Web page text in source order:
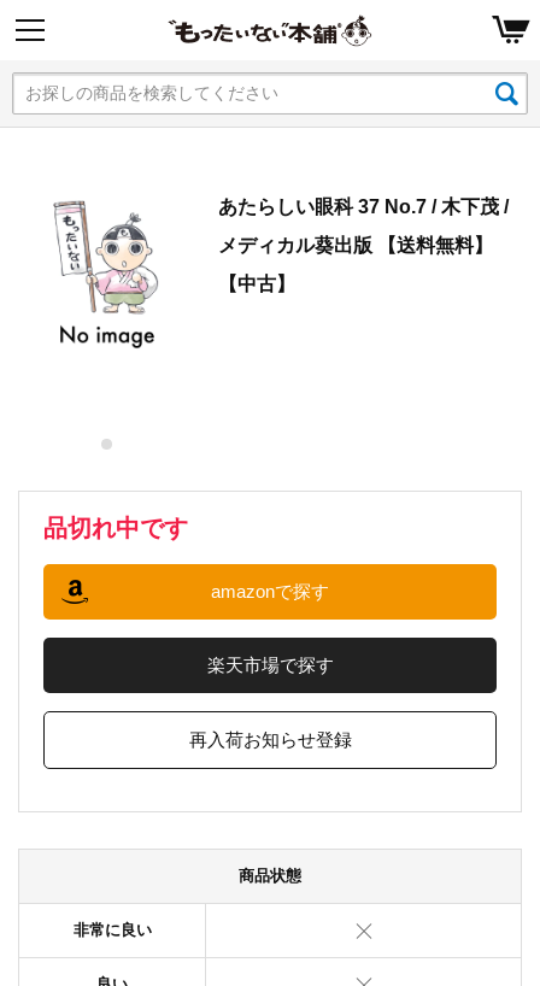
あたらしい眼科 37 No.7 / 木下茂 /
メディカル葵出版 【送料無料】
【中古】
品切れ中です
amazonで探す
楽天市場で探す
再入荷お知らせ登録
商品状態
非常に良い